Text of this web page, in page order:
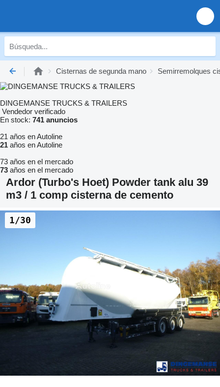
Cisternas de segunda mano Semirremolques
DINGEMANSE TRUCKS & TRAILERS
Vendedor verificado
En stock: 741 anuncios
21 años en Autoline
21 años en Autoline
73 años en el mercado
73 años en el mercado
Ardor (Turbo's Hoet) Powder tank alu 39
m3 / 1 comp cisterna de cemento
1/30